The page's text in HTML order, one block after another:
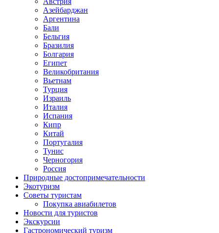
Азейбарджан
Аргентина
Бали
Бельгия
Бразилия
Болгария
Египет
Великобритания
Вьетнам
Турция
Израиль
Италия
Испания
Кипр
Китай
Португалия
Тунис
Черногория
Россия
Природные достопримечательности
Экотуризм
Советы туристам
Покупка авиабилетов
Новости для туристов
Экскурсии
Гастрономический туризм